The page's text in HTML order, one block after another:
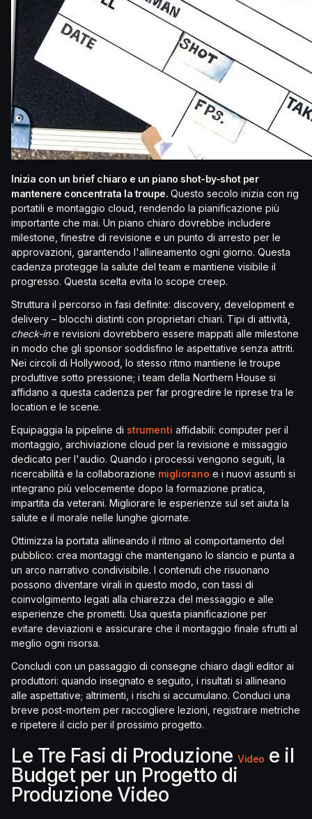
Inizia con un brief chiaro e un piano shot-by-shot per
mantenere concentrata la troupe. Questo secolo inizia con rig
portatili e montaggio cloud, rendendo la pianificazione più
importante che mai. Un piano chiaro dovrebbe includere
milestone, finestre di revisione e un punto di arresto per le
approvazioni, garantendo l'allineamento ogni giorno. Questa
cadenza protegge la salute del team e mantiene visibile il
progresso. Questa scelta evita lo scope creep.
Struttura il percorso in fasi definite: discovery, development e
delivery – blocchi distinti con proprietari chiari. Tipi di attività,
check-ine revisioni dovrebbero essere mappati alle milestone
in modo che gli sponsor soddisfino le aspettative senza attriti.
Nei circoli di Hollywood, lo stesso ritmo mantiene le troupe
produttive sotto pressione; i team della Northern House si
affidano a questa cadenza per far progredire le riprese tra le
location e le scene.
Equipaggia la pipeline di strumenti affidabili: computer per il
montaggio, archiviazione cloud per la revisione e missaggio
dedicato per l'audio. Quando i processi vengono seguiti, la
ricercabilità e la collaborazione migliorano e i nuovi assunti si
integrano più velocemente dopo la formazione pratica,
impartita da veterani. Migliorare le esperienze sul set aiuta la
salute e il morale nelle lunghe giornate.
Ottimizza la portata allineando il ritmo al comportamento del
pubblico: crea montaggi che mantengano lo slancio e punta a
un arco narrativo condivisibile. I contenuti che risuonano
possono diventare virali in questo modo, con tassi di
coinvolgimento legati alla chiarezza del messaggio e alle
esperienze che prometti. Usa questa pianificazione per
evitare deviazioni e assicurare che il montaggio finale sfrutti al
meglio ogni risorsa.
Concludi con un passaggio di consegne chiaro dagli editor ai
produttori: quando insegnato e seguito, i risultati si allineano
alle aspettative; altrimenti, i rischi si accumulano. Conduci una
breve post-mortem per raccogliere lezioni, registrare metriche
e ripetere il ciclo per il prossimo progetto.
Le Tre Fasi di Produzione Video e il
Budget per un Progetto di
Produzione Video